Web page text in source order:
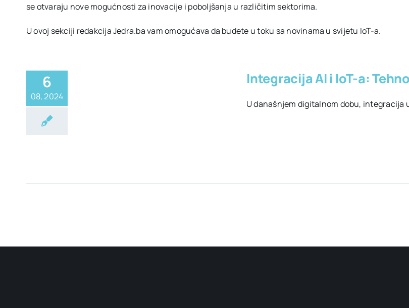
se otvaraju nove mogućnosti za inovacije i poboljšanja u različitim sektorima.
U ovoj sekciji redakcija Jedra.ba vam omogućava da budete u toku sa novinama u svijetu IoT-a.
6
08, 2024
Integracija AI i IoT-a:
U današnjem digitalnom dobu,